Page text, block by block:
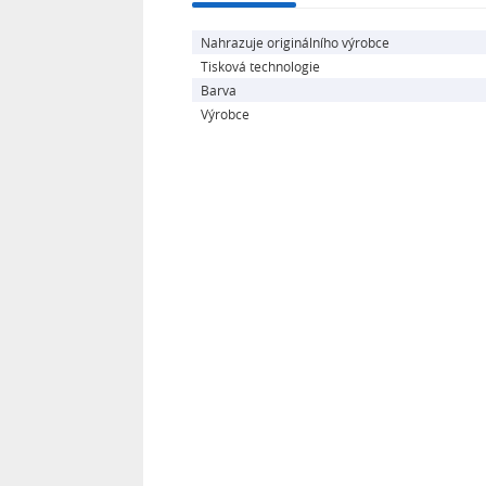
Nahrazuje originálního výrobce
Tisková technologie
Barva
Výrobce